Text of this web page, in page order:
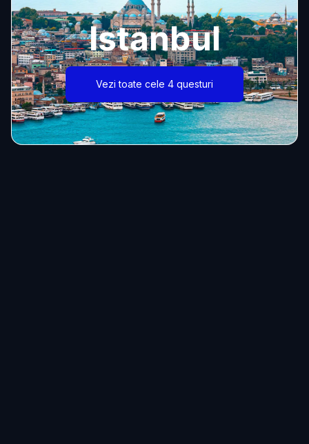
Istanbul
Vezi toate cele 4 questuri